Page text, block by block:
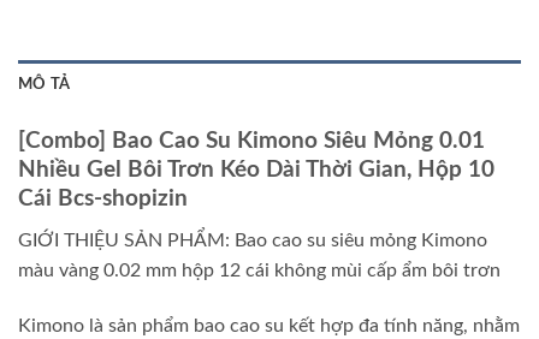
MÔ TẢ
[Combo] Bao Cao Su Kimono Siêu Mỏng 0.01
Nhiều Gel Bôi Trơn Kéo Dài Thời Gian, Hộp 10
Cái Bcs-shopizin
GIỚI THIỆU SẢN PHẨM: Bao cao su siêu mỏng Kimono
màu vàng 0.02 mm hộp 12 cái không mùi cấp ẩm bôi trơn
Kimono là sản phẩm bao cao su kết hợp đa tính năng, nhằm